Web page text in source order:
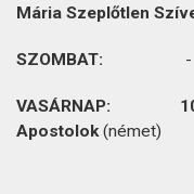
Mária Szeplőtlen
SZOMBAT: -
VASÁRNAP:
Apostolok(német)